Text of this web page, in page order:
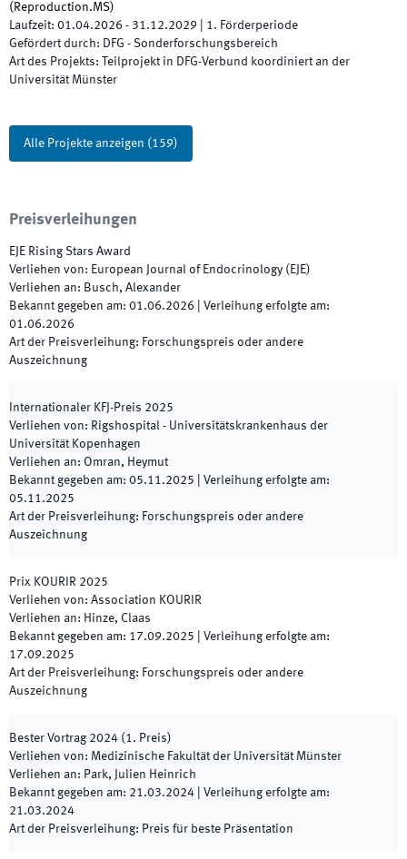
( Reproduction.MS)
Laufzeit: 01.04.2026 - 31.12.2029 1. Förderperiode
Gefördert durch: DFG - Sonderforschungsbereich
Art des Projekts:
Teilprojekt in DFG-Verbund koordiniert an der
Universität Münster
Alle Projekte anzeigen (159)
Preisverleihungen
EJE Rising Stars Award
Verliehen von: European Journal of Endocrinology (EJE)
Verliehen an: Busch, Alexander
Bekannt gegeben am: 01.06.2026 Verleihung erfolgte am:
01.06.2026
Art der Preisverleihung: Forschungspreis oder andere
Auszeichnung
Internationaler KFJ-Preis 2025
Verliehen von: Rigshospital - Universitätskrankenhaus der
Universität Kopenhagen
Verliehen an: Omran, Heymut
Bekannt gegeben am: 05.11.2025 Verleihung erfolgte am:
05.11.2025
Art der Preisverleihung: Forschungspreis oder andere
Auszeichnung
Prix KOURIR 2025
Verliehen von: Association KOURIR
Verliehen an: Hinze, Claas
Bekannt gegeben am: 17.09.2025 Verleihung erfolgte am:
17.09.2025
Art der Preisverleihung: Forschungspreis oder andere
Auszeichnung
Bester Vortrag 2024 (1. Preis)
Verliehen von: Medizinische Fakultät der Universität Münster
Verliehen an: Park, Julien Heinrich
Bekannt gegeben am: 21.03.2024 Verleihung erfolgte am:
21.03.2024
Art der Preisverleihung: Preis für beste Präsentation